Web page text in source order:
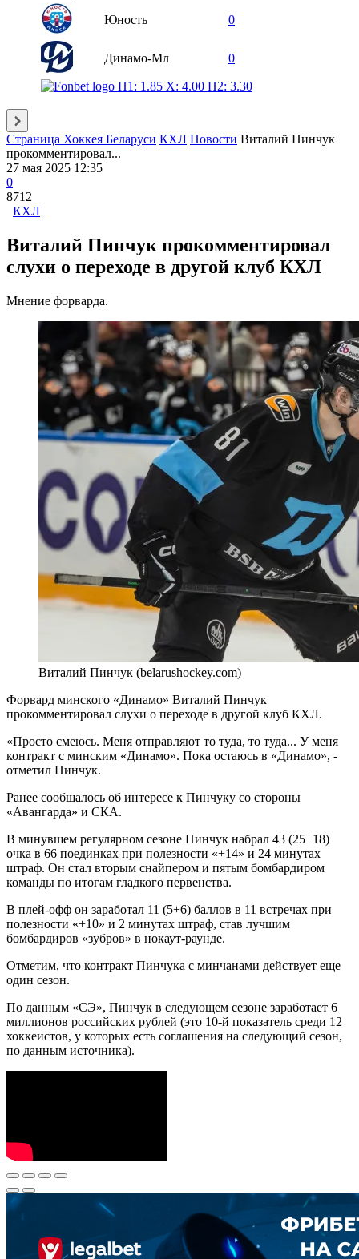
Юность
0
Динамо-Мл 0
П1: 1.85 X: 4.00 П2: 3.30
Страница Хоккея Беларуси КХЛ Новости Виталий Пинчук
прокомментировал...
27 мая 2025 12:35
0
8712
КХЛ
Виталий Пинчук прокомментировал
слухи о переходе в другой клуб КХЛ
Мнение форварда.
Виталий Пинчук (belarushockey.com)
Форвард минского «Динамо» Виталий Пинчук
прокомментировал слухи о переходе в другой клуб КХЛ.
«Просто смеюсь. Меня отправляют то туда, то туда... У меня
контракт с минским «Динамо». Пока остаюсь в «Динамо», -
отметил Пинчук.
Ранее сообщалось об интересе к Пинчуку со стороны
«Авангарда» и СКА.
В минувшем регулярном сезоне Пинчук набрал 43 (25+18)
очка в 66 поединках при полезности «+14» и 24 минутах
штраф. Он стал вторым снайпером и пятым бомбардиром
команды по итогам гладкого первенства.
В плей-офф он заработал 11 (5+6) баллов в 11 встречах при
полезности «+10» и 2 минутах штраф, став лучшим
бомбардиров «зубров» в нокаут-раунде.
Отметим, что контракт Пинчука с минчанами действует еще
один сезон.
По данным «СЭ», Пинчук в следующем сезоне заработает 6
миллионов российских рублей (это 10-й показатель среди 12
хоккеистов, у которых есть соглашения на следующий сезон,
по данным источника).